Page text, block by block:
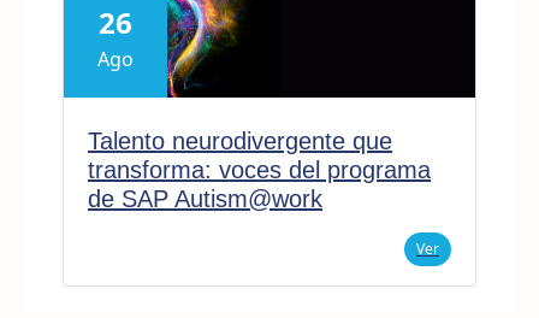
26
Ago
Talento neurodivergente que
transforma: voces del programa
de SAP Autism@work
Ver